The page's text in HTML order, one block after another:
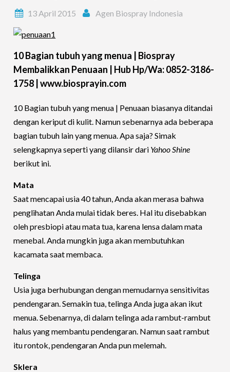
13 April 2015 Agen Biospray Indonesia
10 Bagian tubuh yang menua | Biospray
Membalikkan Penuaan | Hub Hp/Wa: 0852-3186-
1758 | www.biosprayin.com
10 Bagian tubuh yang menua | Penuaan biasanya ditandai
dengan keriput di kulit. Namun sebenarnya ada beberapa
bagian tubuh lain yang menua. Apa saja? Simak
selengkapnya seperti yang dilansir dari Yahoo Shine
berikut ini.
Mata
Saat mencapai usia 40 tahun, Anda akan merasa bahwa
penglihatan Anda mulai tidak beres. Hal itu disebabkan
oleh presbiopi atau mata tua, karena lensa dalam mata
menebal. Anda mungkin juga akan membutuhkan
kacamata saat membaca.
Telinga
Usia juga berhubungan dengan memudarnya sensitivitas
pendengaran. Semakin tua, telinga Anda juga akan ikut
menua. Sebenarnya, di dalam telinga ada rambut-rambut
halus yang membantu pendengaran. Namun saat rambut
itu rontok, pendengaran Anda pun melemah.
Sklera